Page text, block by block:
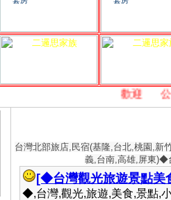
歡迎, 公益
台灣北部旅店,民宿(基隆,台北,桃園,
義,台南,高雄,屏東)◆
[◆台灣觀光旅遊景點美
◆,台灣,觀光,旅遊,美食,景點,